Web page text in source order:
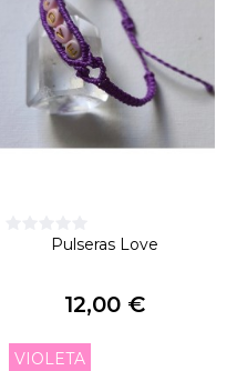
Pulseras Love
12,00 €
VIOLETA